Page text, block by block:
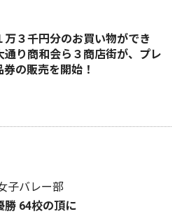
万３千円分のお買い物ができ
通り商和会ら３商店街が、プレ
券の販売を開始！
子バレー部
勝 64校の頂に